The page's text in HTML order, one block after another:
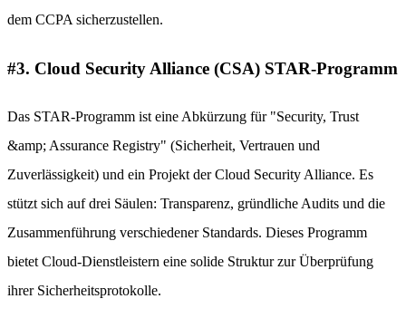
dem CCPA sicherzustellen.
#3. Cloud Security Alliance (CSA) STAR-Programm
Das STAR-Programm ist eine Abkürzung für "Security, Trust
&amp; Assurance Registry" (Sicherheit, Vertrauen und
Zuverlässigkeit) und ein Projekt der Cloud Security Alliance. Es
stützt sich auf drei Säulen: Transparenz, gründliche Audits und die
Zusammenführung verschiedener Standards. Dieses Programm
bietet Cloud-Dienstleistern eine solide Struktur zur Überprüfung
ihrer Sicherheitsprotokolle.